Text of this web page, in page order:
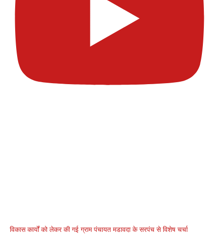
विकास कार्यों को लेकर की गई ग्राम पंचायत मडावदा के सरपंच से विशेष चर्चा